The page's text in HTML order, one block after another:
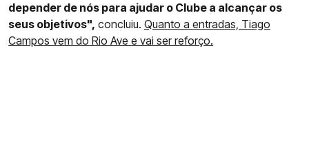
depender de nós para ajudar o Clube a alcançar os
seus objetivos", concluiu. Quanto a entradas, Tiago
Campos vem do Rio Ave e vai ser reforço.